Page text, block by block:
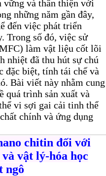
và thân thiện với
những năm gần đây,
đến việc phát triển
Trong số đó, việc sử
làm vật liệu cốt lõi
nhiệt đã thu hút sự chú
đặc biệt, tính tái chế và
Bài viết này nhằm cung
quá trình sản xuất và
vi sợi gai cải tinh thể
chính và ứng dụng
chitin đối với
vật lý-hóa học
ngô